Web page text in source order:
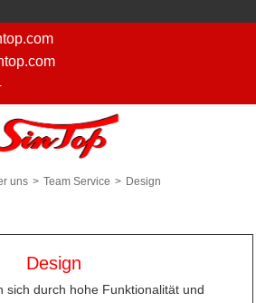
uns > Team Service > Design
Design
sich durch hohe Funktionalität und